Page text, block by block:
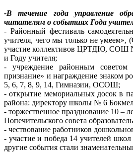
-В течение года управление
читателям о событиях Года
- Районный фестиваль
учителя, чего мы только не
участие коллективов ЦРТДЮ, СОШ
и Году учителя;
- учреждение районным советом
признание» и награждение знаком
5, 6, 7, 8, 9, 14, Гимназии, ОСОШ;
- открытие мемориальных досок в
района: директору школы № 6
- торжественное празднование 10 –
Попечительского совета
- чествование работников
- участие и победа 14 учителей
другие события стали